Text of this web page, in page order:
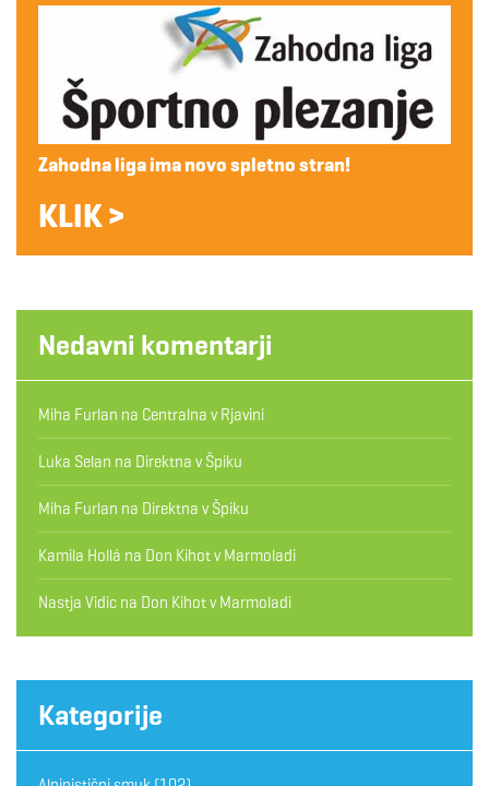
Zahodna liga ima novo spletno stran!
KLIK >
Nedavni komentarji
Miha Furlan na Centralna v Rjavini
Luka Selan na Direktna v Špiku
Miha Furlan na Direktna v Špiku
Kamila Hollá na Don Kihot v Marmoladi
Nastja Vidic na Don Kihot v Marmoladi
Kategorije